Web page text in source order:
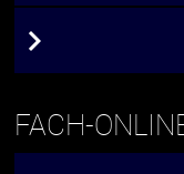
FACH-